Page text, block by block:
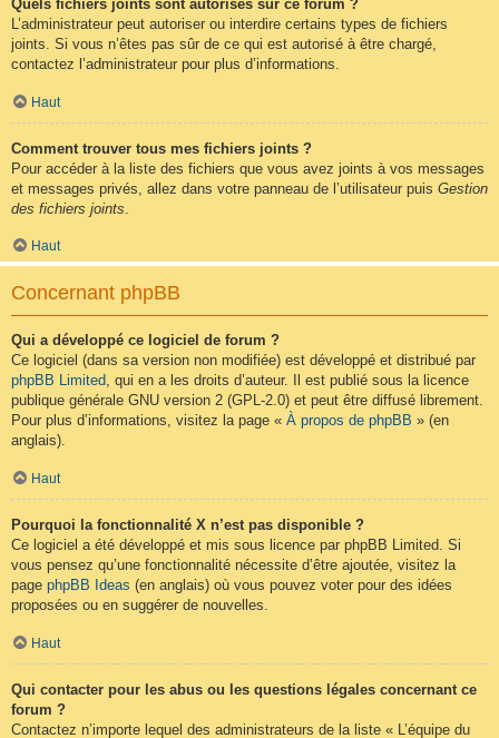
Quels fichiers joints sont autorisés sur ce forum ?
L’administrateur peut autoriser ou interdire certains types de fichiers
joints. Si vous n’êtes pas sûr de ce qui est autorisé à être chargé,
contactez l’administrateur pour plus d’informations.
Haut
Comment trouver tous mes fichiers joints ?
Pour accéder à la liste des fichiers que vous avez joints à vos messages
et messages privés, allez dans votre panneau de l’utilisateur puis Gestion
des fichiers joints
Haut
Concernant phpBB
Qui a développé ce logiciel de forum ?
Ce logiciel (dans sa version non modifiée) est développé et distribué par
phpBB Limited, qui en a les droits d’auteur. Il est publié sous la licence
publique générale GNU version 2 (GPL-2.0) et peut être diffusé librement.
Pour plus d’informations, visitez la page « À propos de phpBB » (en
anglais).
Haut
Pourquoi la fonctionnalité X n’est pas disponible ?
Ce logiciel a été développé et mis sous licence par phpBB Limited. Si
vous pensez qu’une fonctionnalité nécessite d’être ajoutée, visitez la
page phpBB Ideas (en anglais) où vous pouvez voter pour des idées
proposées ou en suggérer de nouvelles.
Haut
Qui contacter pour les abus ou les questions légales concernant ce
forum ?
Contactez n’importe lequel des administrateurs de la liste « L’équipe du